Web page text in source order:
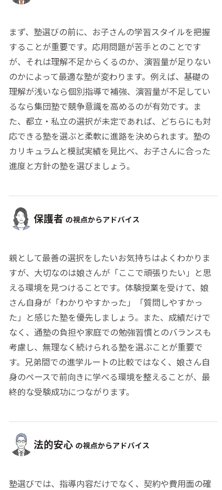
まず、塾選びの前に、お子さんの学習スタイルを把握
することが重要です。応用問題が苦手とのことです
が、それは理解不足からくるのか、演習量が足りない
のかによって最適な塾が変わります。例えば、基礎の
理解が浅いなら個別指導で補強、演習量が不足してい
るなら集団塾で競争意識を高めるのが有効です。ま
た、都立・私立の選択が未定であれば、どちらにも対
応できる塾を選ぶと柔軟に進路を決められます。塾の
カリキュラムと模試実績を見比べ、お子さんに合った
進度と方針の塾を選びましょう。
保護者 の視点からアドバイス
親として最善の選択をしたいお気持ちはよくわかりま
すが、大切なのは娘さんが「ここで頑張りたい」と思
える環境を見つけることです。体験授業を受けて、娘
さん自身が「わかりやすかった」「質問しやすかっ
た」と感じた塾を優先しましょう。また、成績だけで
なく、通塾の負担や家庭での勉強習慣とのバランスも
考慮し、無理なく続けられる塾を選ぶことが重要で
す。兄弟間での進学ルートの比較ではなく、娘さん自
身のペースで前向きに学べる環境を整えることが、最
終的な受験成功につながります。
法的安心 の視点からアドバイス
塾選びでは、指導内容だけでなく、契約や費用面の確